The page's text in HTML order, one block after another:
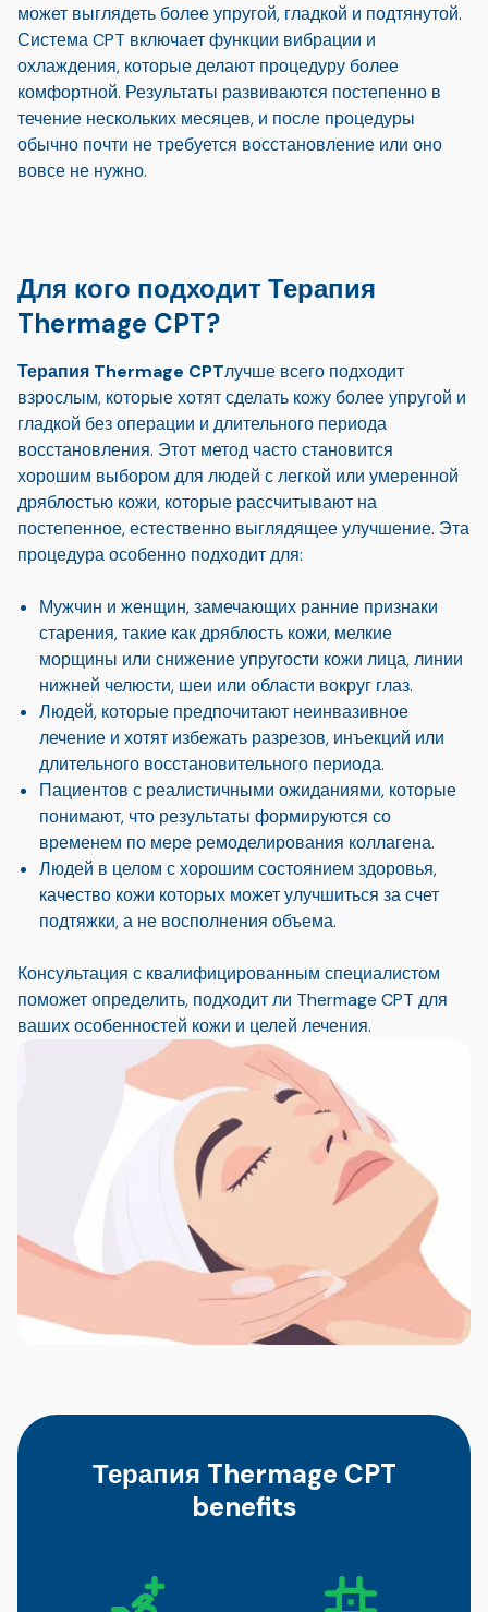
может выглядеть более упругой, гладкой и подтянутой.
Система CPT включает функции вибрации и
охлаждения, которые делают процедуру более
комфортной. Результаты развиваются постепенно в
течение нескольких месяцев, и после процедуры
обычно почти не требуется восстановление или оно
вовсе не нужно.
Для кого подходит Терапия
Thermage CPT?
Терапия Thermage CPTлучше всего подходит
взрослым, которые хотят сделать кожу более упругой и
гладкой без операции и длительного периода
восстановления. Этот метод часто становится
хорошим выбором для людей с легкой или умеренной
дряблостью кожи, которые рассчитывают на
постепенное, естественно выглядящее улучшение. Эта
процедура особенно подходит для:
Мужчин и женщин, замечающих ранние признаки
старения, такие как дряблость кожи, мелкие
морщины или снижение упругости кожи лица, линии
нижней челюсти, шеи или области вокруг глаз.
Людей, которые предпочитают неинвазивное
лечение и хотят избежать разрезов, инъекций или
длительного восстановительного периода.
Пациентов с реалистичными ожиданиями, которые
понимают, что результаты формируются со
временем по мере ремоделирования коллагена.
Людей в целом с хорошим состоянием здоровья,
качество кожи которых может улучшиться за счет
подтяжки, а не восполнения объема.
Консультация с квалифицированным специалистом
поможет определить, подходит ли Thermage CPT для
ваших особенностей кожи и целей лечения.
Терапия Thermage CPT
benefits